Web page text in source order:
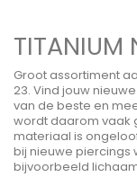
TITANIUM
Groot assortiment
23. Vind jouw
van de beste en
wordt daarom vaak
materiaal is
bij nieuwe piercings
bijvoorbeeld